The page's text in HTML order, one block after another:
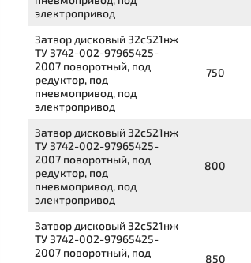
электропривод
Затвор дисковый 32с521нж
ТУ 3742-002-97965425-
2007 поворотный, под
редуктор, под
пневмопривод, под
электропривод
750
Затвор дисковый 32с521нж
ТУ 3742-002-97965425-
2007 поворотный, под
редуктор, под
пневмопривод, под
электропривод
800
Затвор дисковый 32с521нж
ТУ 3742-002-97965425-
2007 поворотный, под
850